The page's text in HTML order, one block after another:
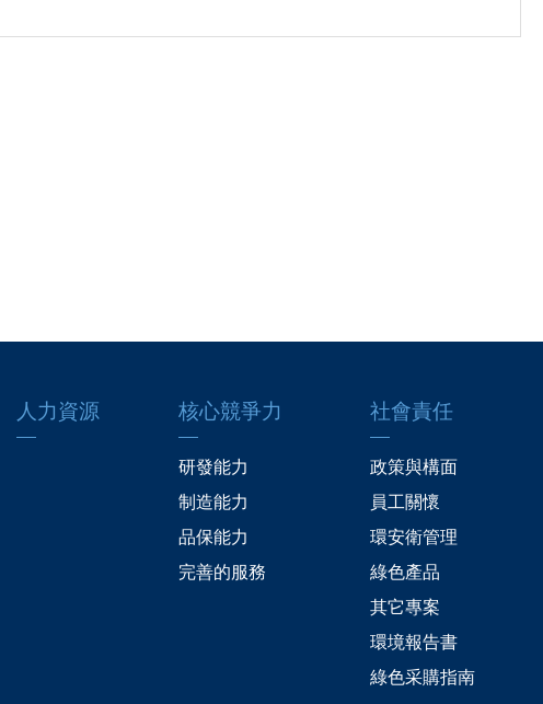
人力資源 核心競爭力
研發能力
制造能力
品保能力
完善的服務
社會責任
政策與構面
員工關懷
環安衛管理
綠色產品
其它專案
環境報告書
綠色采購指南